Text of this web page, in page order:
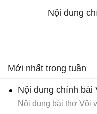
Nội dung
Mới nhất trong tuần
Nội dung chính bài
Nội dung bài thơ Vội